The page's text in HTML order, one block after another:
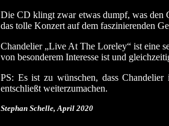
Die CD klingt zwar etwas dumpf, was den
das tolle Konzert auf dem faszinierenden
Chandelier „Live At The Loreley“ ist eine
von besonderem Interesse ist und
PS: Es ist zu wünschen, dass
entschließt weiterzumachen.
Stephan Schelle, April 2020